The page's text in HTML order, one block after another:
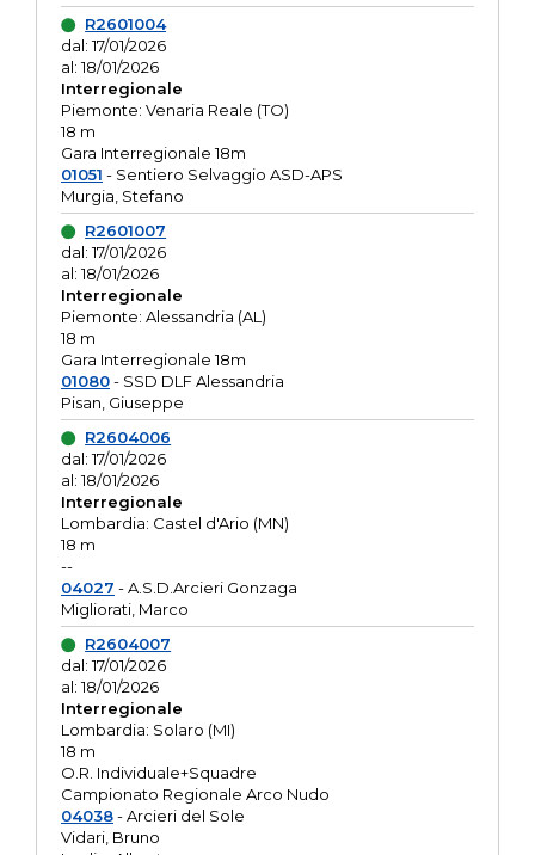
R2601004
dal: 17/01/2026
al: 18/01/2026
Interregionale
Piemonte: Venaria Reale (TO)
18 m
Gara Interregionale 18m
01051 - Sentiero Selvaggio ASD-APS
Murgia, Stefano
R2601007
dal: 17/01/2026
al: 18/01/2026
Interregionale
Piemonte: Alessandria (AL)
18 m
Gara Interregionale 18m
01080- SSD DLF Alessandria
Pisan, Giuseppe
R2604006
dal: 17/01/2026
al: 18/01/2026
Interregionale
Lombardia: Castel d'Ario (MN)
18 m
--
04027 - A.S.D.Arcieri Gonzaga
Migliorati, Marco
R2604007
dal: 17/01/2026
al: 18/01/2026
Interregionale
Lombardia: Solaro (MI)
18 m
O.R. Individuale+Squadre
Campionato Regionale Arco Nudo
04038- Arcieri del Sole
Vidari, Bruno